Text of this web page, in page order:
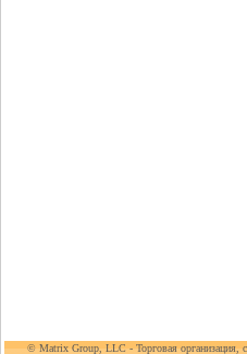
© Matrix Group, LLC - Торговая организация,